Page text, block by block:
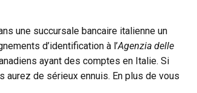
une succursale bancaire italienne un
d’identification à l’Agenzia delle
ayant des comptes en Italie. Si
aurez de sérieux ennuis. En plus de vous